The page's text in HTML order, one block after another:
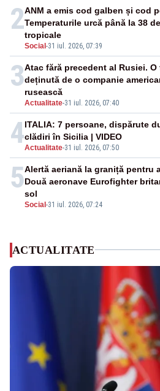
2
Social-31 iul. 2026, 07:39
ANM a emis cod galben și cod
Temperaturile urcă până la 38
tropicale
3
Actualitate-31 iul. 2026, 07:40
Atac fără precedent al Rusiei.
deținută de o companie
rusească
4Actualitate-31 iul. 2026, 07:50
ITALIA: 7 persoane, dispărute
clădiri în Sicilia | VIDEO
5
Social-31 iul. 2026, 07:24
Alertă aeriană la graniță pentru
Două aeronave Eurofighter
sol
ACTUALITATE